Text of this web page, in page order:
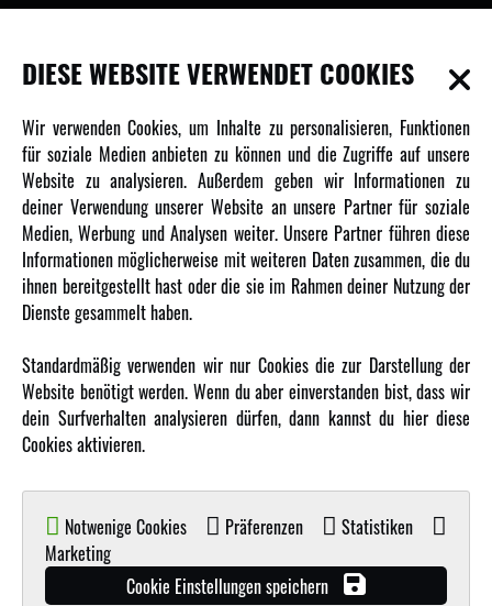
INFORMATIONEN
Newsletter
Über uns
Karriere
Amewi Kataloge
MEHR VON AMEWI
Amewi Construction - Nutzfahrzeuge
Malinos - Die kreative Seite von Amewi
Werden Sie Amewi Händler
DIESE WEBSITE VERWENDET COOKIES
Wir verwenden Cookies, um Inhalte zu personalisieren, Funktionen
für soziale Medien anbieten zu können und die Zugriffe auf unsere
Website zu analysieren. Außerdem geben wir Informationen zu
deiner Verwendung unserer Website an unsere Partner für soziale
Medien, Werbung und Analysen weiter. Unsere Partner führen diese
Informationen möglicherweise mit weiteren Daten zusammen, die du
ihnen bereitgestellt hast oder die sie im Rahmen deiner Nutzung der
Dienste gesammelt haben.
Standardmäßig verwenden wir nur Cookies die zur Darstellung der
Website benötigt werden. Wenn du aber einverstanden bist, dass wir
dein Surfverhalten analysieren dürfen, dann kannst du hier diese
Cookies aktivieren.
Notwenige Cookies Präferenzen
Statistiken
Marketing
Cookie Einstellungen speichern